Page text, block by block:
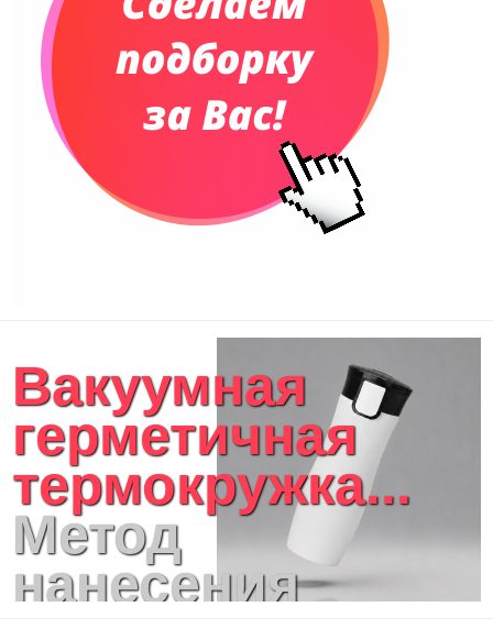
Вакуумная
герметичная
термокружка...
Метод
нанесения